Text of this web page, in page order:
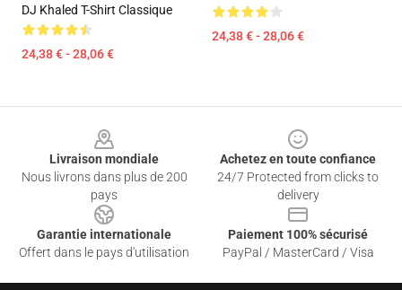
DJ Khaled T-Shirt Classique
24,38 € - 28,06 €
24,38 € - 28,06 €
Livraison mondiale
Nous livrons dans plus de 200
pays
Achetez en toute confiance
24/7 Protected from clicks to
delivery
Garantie internationale
Offert dans le pays d'utilisation
Paiement 100% sécurisé
PayPal / MasterCard / Visa